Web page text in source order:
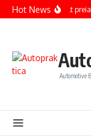
Sari la conținut
Hot NewsRenault
Automotive